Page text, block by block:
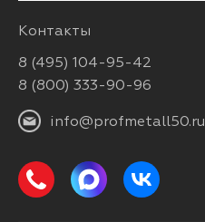
Контакты
8 (495) 104-95-42
8 (800) 333-90-96
info@profmetall50.ru